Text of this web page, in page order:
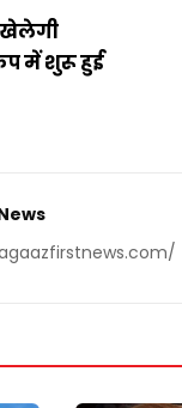
खेलेगी
में शुरू हुई